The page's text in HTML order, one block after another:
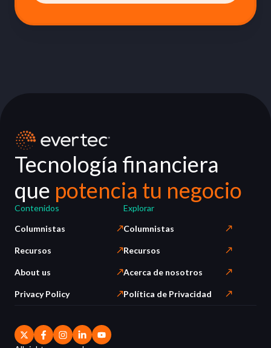
Tecnología financiera
que potencia tu negocio
Contenidos
Columnistas
Recursos
About us
Privacy Policy
Explorar
Columnistas
Recursos
Acerca de nosotros
Política de Privacidad